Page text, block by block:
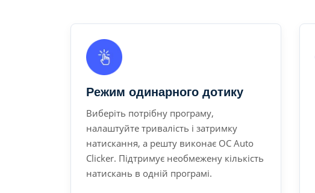
Режим одинарного дотику
Виберіть потрібну програму,
налаштуйте тривалість і затримку
натискання, а решту виконає OC Auto
Clicker. Підтримує необмежену кількість
натискань в одній програмі.